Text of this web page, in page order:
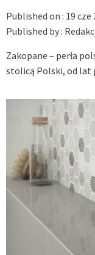
Published on : 19 cze
Published by :
Zakopane – perła
stolicą Polski, od lat